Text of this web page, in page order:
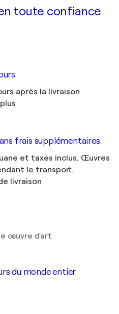
toute confiance
après la livraison
frais supplémentaires.
et taxes inclus. Œuvres
le transport.
livraison
œuvre d'art
du monde entier